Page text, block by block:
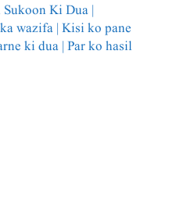
Ki Dua |
wazifa | Kisi ko pane
ki dua | Par ko hasil